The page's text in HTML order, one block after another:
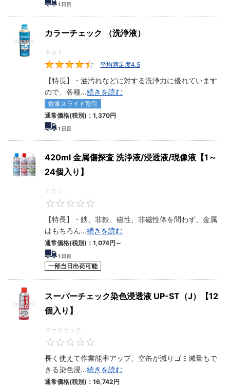
1 日目
カラーチェック （洗浄液）
タセト
平均満足度4.5
【特長】・油汚れなどに対する洗浄力に優れています
ので、各種...続きを読む
数量スライド割引
通常価格(税別)： 1,370円
1 日目
420ml 金属傷探査 洗浄液/浸透液/現像液【1～
24個入り】
エスコ
【特長】・鉄、非鉄、磁性、非磁性体を問わず、金属
はもちろん...続きを読む
通常価格(税別)： 1,074円 ～
1 日目
一部当日出荷可能
スーパーチェック染色浸透液 UP-ST（J）【12
個入り】
マークテック
長く使えて作業能率アップ、空缶が減りゴミ減量もで
きる染色浸...続きを読む
通常価格(税別)： 16,742円